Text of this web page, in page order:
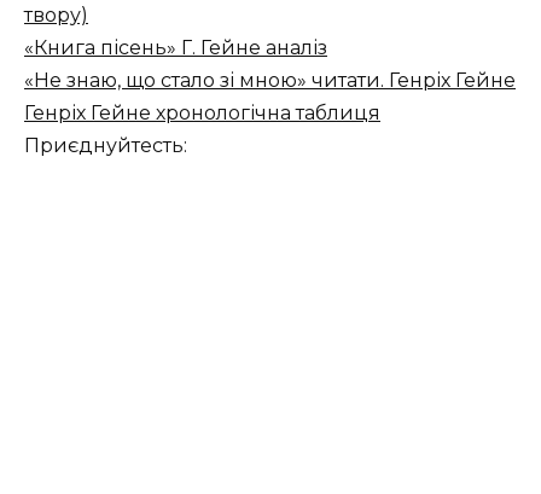
твору)
«Книга пісень» Г. Гейне аналіз
«Не знаю, що стало зі мною» читати. Генріх Гейне
Генріх Гейне хронологічна таблиця
Приєднуйтесть: